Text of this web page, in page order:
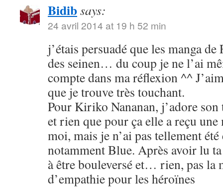
Bidibsays:
24 avril 2014 at 19 h 52 min
j’étais persuadé que les manga
des seinen… du coup je ne l’ai
compte dans ma réflexion ^^
que je trouve très touchant.
Pour Kiriko Nananan, j’adore
et rien que pour ça elle a reçu
moi, mais je n’ai pas tellement
notamment Blue. Après avoir lu
à être bouleversé et… rien, pas la
d’empathie pour les héroïnes